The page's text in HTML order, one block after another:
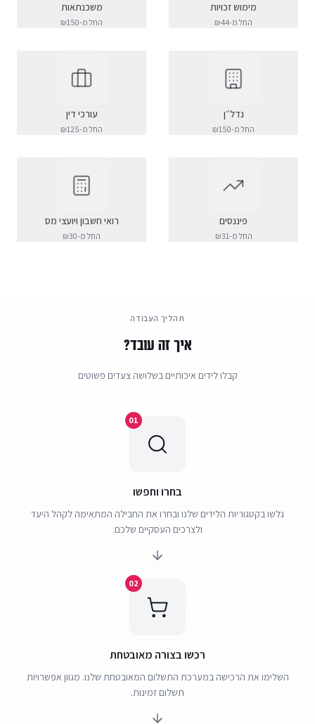
מימוש זכויות
החל מ-₪44
משכנתאות
החל מ-₪150
נדל״ן
החל מ-₪150
עורכי דין
החל מ-₪125
פיננסים
החל מ-₪31
רואי חשבון ויועצי מס
החל מ-₪30
תהליך העבודה
איך זה עובד?
קבלו לידים איכותיים בשלושה צעדים פשוטים
01
בחרו וחפשו
גלשו בקטגוריות הלידים שלנו ובחרו את החבילה המתאימה לקהל היעד
ולצרכים העסקיים שלכם.
02
רכשו בצורה מאובטחת
השלימו את הרכישה במערכת התשלום המאובטחת שלנו. מגוון אפשרויות
תשלום זמינות.